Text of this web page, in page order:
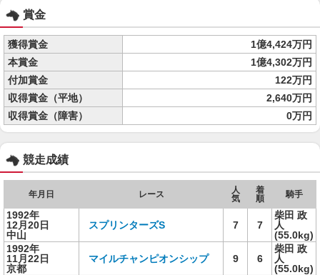
賞金
獲得賞金
1億4,424万円
本賞金
1億4,302万円
付加賞金
122万円
収得賞金（平地）
2,640万円
収得賞金（障害）
0万円
競走成績
年月日 レース
人
気
着
順
騎手
1992年
12月20日
中山
スプリンターズS 7 7
柴田 政
人
(55.0kg)
1992年
11月22日
京都
マイルチャンピオンシップ 9 6
柴田 政
人
(55.0kg)